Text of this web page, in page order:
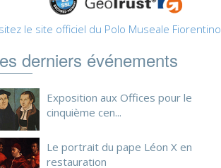
le site officiel du Polo Museale Fiorentino
derniers événements
Exposition aux Offices pour le
cinquième cen...
Le portrait du pape Léon X en
restauration